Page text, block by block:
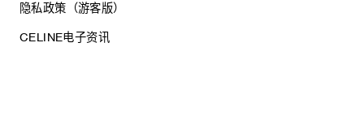
隐私政策（游客版）
CELINE电子资讯